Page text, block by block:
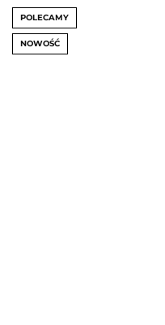
POLECAMY
NOWOŚĆ